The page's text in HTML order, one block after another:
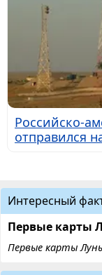
Российско-
отправился
Интересный
Первые карты
Первые карты